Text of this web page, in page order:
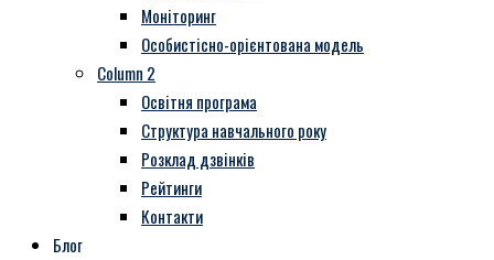
Моніторинг
Особистісно-орієнтована модель
Column 2
Освітня програма
Структура навчального року
Розклад дзвінків
Рейтинги
Контакти
Блог